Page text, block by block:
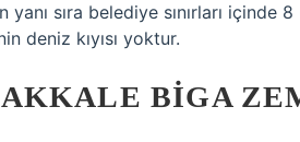
yanı sıra belediye sınırları
deniz kıyısı yoktur.
BIGA